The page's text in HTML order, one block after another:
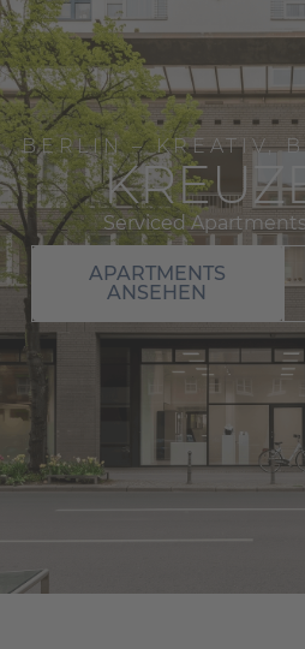
BERLIN – KREATIV,
Serviced
APARTMENTS
ANSEHEN